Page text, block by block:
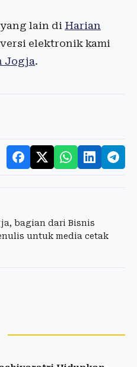
lain di Harian
elektronik kami
Jogja.
bagian dari Bisnis
untuk media cetak